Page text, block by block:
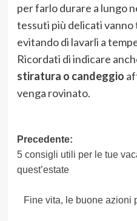
per farlo durare a lungo
tessuti più delicati
evitando di lavarli a
Ricordati di indicare
stiratura o candeggio
venga rovinato.
Navigazione
articolo
Precedente:
5 consigli utili per le tue
quest’estate
Fine vita, le buone azioni